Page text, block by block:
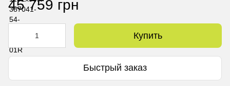
45 759 грн
Купить
Быстрый заказ